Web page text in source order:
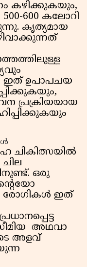
കഴിക്കുകയും,
600 കലോറി
കൃത്യമായ
ഇത് ഉപാപചയ
പ്രക്രിയയായ
ചികിത്സയിൽ
ഒരു
രോഗികൾ ഇത്
അഥവാ
അളവ്